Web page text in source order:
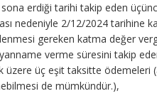
erdiği tarihi takip eden
nedeniyle 2/12/2024 tarihine
gereken katma değer
verme süresini takip
üzere üç eşit taksitte ödemeleri
de mümkündür.),